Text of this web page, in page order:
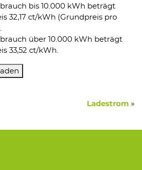
bis 10.000 kWh beträgt
32,17 ct/kWh (Grundpreis pro
über 10.000 kWh beträgt
33,52 ct/kWh.
Ladestrom »